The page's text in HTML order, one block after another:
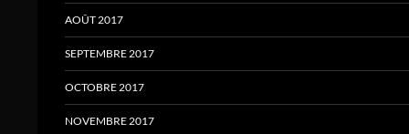
AOÛT 2017
SEPTEMBRE 2017
OCTOBRE 2017
NOVEMBRE 2017